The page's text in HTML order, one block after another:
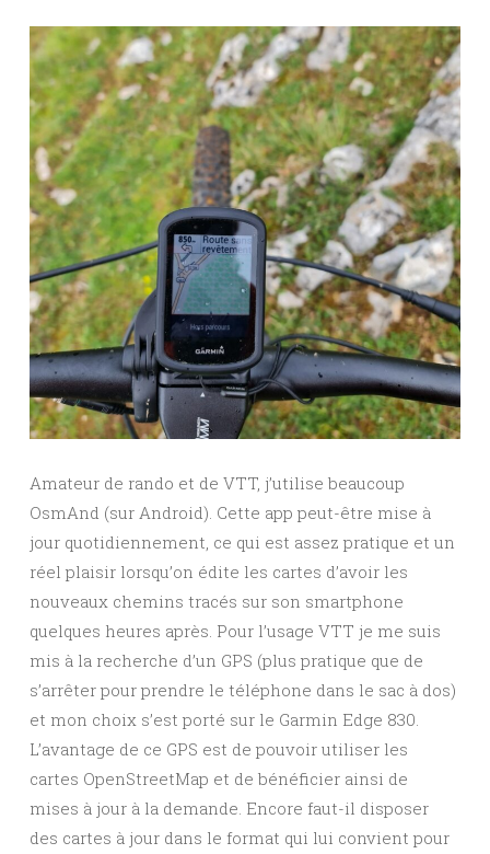
Amateur de rando et de VTT, j’utilise beaucoup
OsmAnd (sur Android). Cette app peut-être mise à
jour quotidiennement, ce qui est assez pratique et un
réel plaisir lorsqu’on édite les cartes d’avoir les
nouveaux chemins tracés sur son smartphone
quelques heures après. Pour l’usage VTT je me suis
mis à la recherche d’un GPS (plus pratique que de
s’arrêter pour prendre le téléphone dans le sac à dos)
et mon choix s’est porté sur le Garmin Edge 830.
L’avantage de ce GPS est de pouvoir utiliser les
cartes OpenStreetMap et de bénéficier ainsi de
mises à jour à la demande. Encore faut-il disposer
des cartes à jour dans le format qui lui convient pour